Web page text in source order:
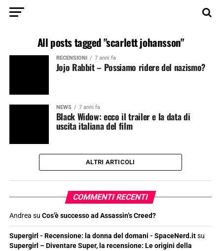
All posts tagged "scarlett johansson"
RECENSIONI 7 anni fa
Jojo Rabbit – Possiamo ridere del nazismo?
NEWS 7 anni fa
Black Widow: ecco il trailer e la data di
uscita italiana del film
ALTRI ARTICOLI
COMMENTI RECENTI
Andrea su Cos’è successo ad Assassin’s Creed?
Supergirl - Recensione: la donna del domani - SpaceNerd.itsu
Supergirl – Diventare Super, la recensione: Le origini della